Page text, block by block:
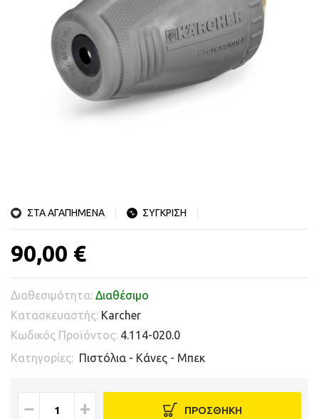
ΣΤΑ ΑΓΑΠΗΜΕΝΑ ΣΥΓΚΡΙΣΗ
90,00 €
Διαθεσιμότητα: Διαθέσιμο
Κατασκευαστής: Karcher
Κωδικός Προϊόντος: 4.114-020.0
Κατηγορίες: Πιστόλια - Κάνες - Μπεκ
− + ΠΡΟΣΘΗΚΗ